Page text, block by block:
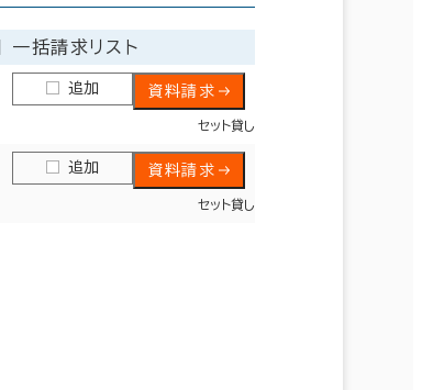
一括請求リスト
追加 資料請求
セット貸し
追加 資料請求
セット貸し